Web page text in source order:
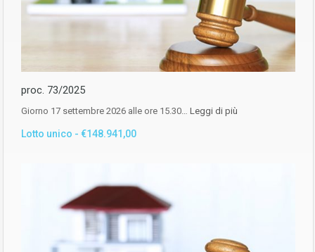
proc. 73/2025
Giorno 17 settembre 2026 alle ore 15.30… Leggi di più
Lotto unico - €148.941,00